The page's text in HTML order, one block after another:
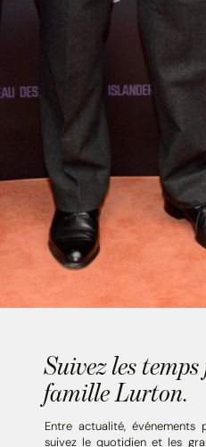
Suivez les
famille Lurton.
Entre actualité, événements
suivez le quotidien et les